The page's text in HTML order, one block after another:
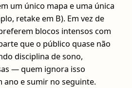
um único mapa e uma única
retake em B). Em vez de
blocos intensos com
que o público quase não
disciplina de sono,
— quem ignora isso
ano e sumir no seguinte.